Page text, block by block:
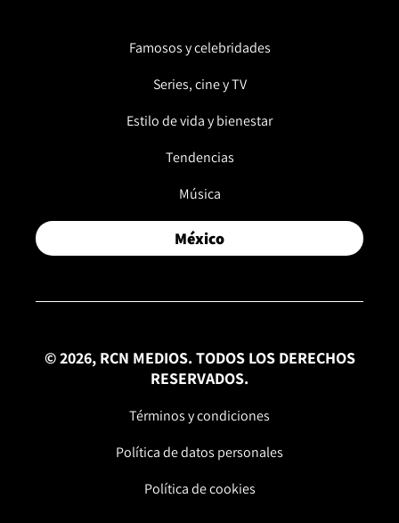
Famosos y celebridades
Series, cine y TV
Estilo de vida y bienestar
Tendencias
Música
México
© 2026, RCN MEDIOS. TODOS LOS DERECHOS
RESERVADOS.
Términos y condiciones
Política de datos personales
Política de cookies